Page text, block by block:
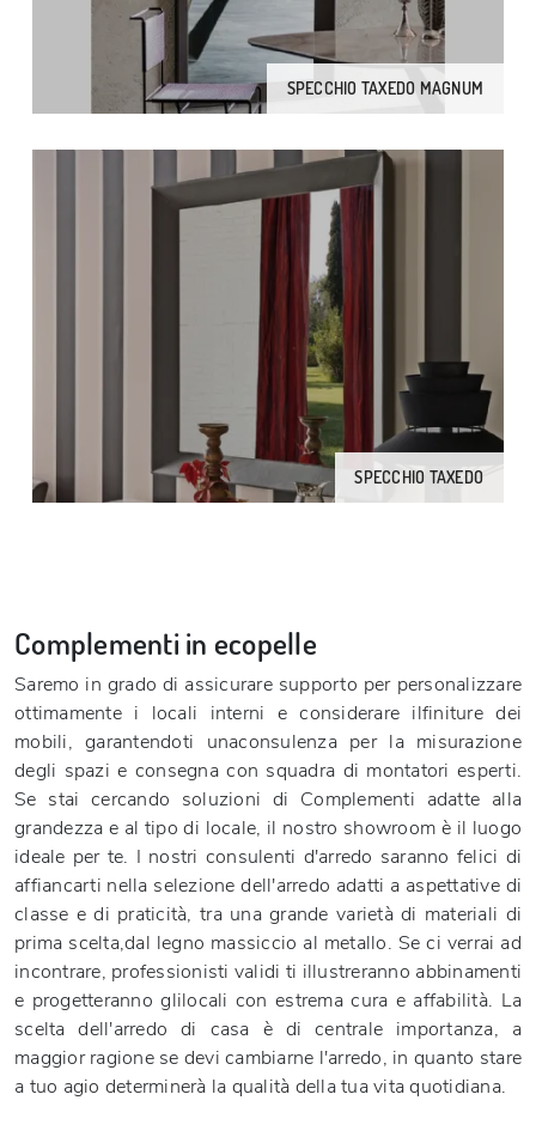
SPECCHIO TAXEDO MAGNUM
SPECCHIO TAXEDO
Complementi in ecopelle
Saremo in grado di assicurare supporto per personalizzare
ottimamente i locali interni e considerare ilfiniture dei
mobili, garantendoti unaconsulenza per la misurazione
degli spazi e consegna con squadra di montatori esperti.
Se stai cercando soluzioni di Complementi adatte alla
grandezza e al tipo di locale, il nostro showroom è il luogo
ideale per te. I nostri consulenti d'arredo saranno felici di
affiancarti nella selezione dell'arredo adatti a aspettative di
classe e di praticità, tra una grande varietà di materiali di
prima scelta,dal legno massiccio al metallo. Se ci verrai ad
incontrare, professionisti validi ti illustreranno abbinamenti
e progetteranno glilocali con estrema cura e affabilità. La
scelta dell'arredo di casa è di centrale importanza, a
maggior ragione se devi cambiarne l'arredo, in quanto stare
a tuo agio determinerà la qualità della tua vita quotidiana.